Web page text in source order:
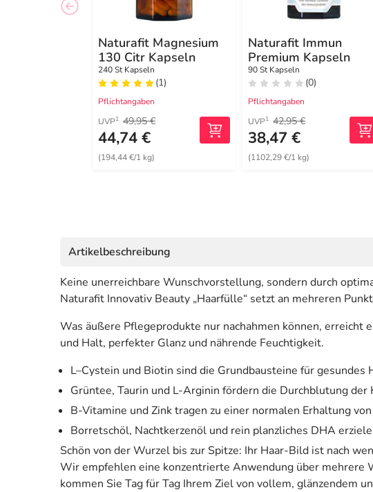
Naturafit Magnesium
130 Citr Kapseln
240 St Kapseln
(1)
Pflichtangaben
UVP1 49,95 €
44,74 €
(194,44 €/1 kg)
Naturafit Immun
Premium Kapseln
90 St Kapseln
(0)
Pflichtangaben
UVP1 42,95 €
38,47 €
(1102,29 €/1 kg)
Artikelbeschreibung
Keine unerreichbare Wunschvorstellung, sondern durch
Naturafit Innovativ Beauty „Haarfülle“ setzt an mehreren
Was äußere Pflegeprodukte nur nachahmen können,
und Halt, perfekter Glanz und nährende Feuchtigkeit.
L–Cystein und Biotin sind die Grundbausteine für gesundes
Grüntee, Taurin und L-Arginin fördern die Durchblutung der
B-Vitamine und Zink tragen zu einer normalen Erhaltung
Borretschöl, Nachtkerzenöl und rein planzliches DHA
Schön von der Wurzel bis zur Spitze: Ihr Haar-Bild ist nach
Wir empfehlen eine konzentrierte Anwendung über mehrere
kommen Sie Tag für Tag Ihrem Ziel von vollem, glänzendem